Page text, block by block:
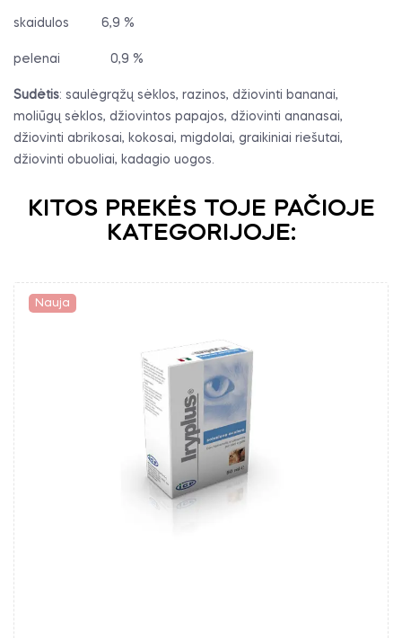
skaidulos 6,9 %
pelenai 0,9 %
Sudėtis: saulėgrąžų sėklos, razinos, džiovinti bananai,
moliūgų sėklos, džiovintos papajos, džiovinti ananasai,
džiovinti abrikosai, kokosai, migdolai, graikiniai riešutai,
džiovinti obuoliai, kadagio uogos.
KITOS PREKĖS TOJE PAČIOJE
KATEGORIJOJE:
Nauja